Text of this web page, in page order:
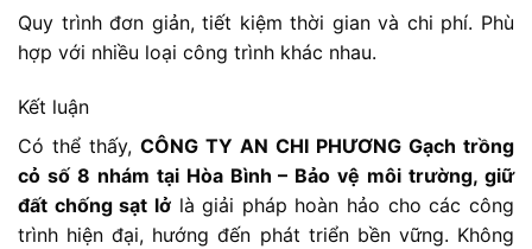
Quy trình đơn giản, tiết kiệm thời gian và chi phí. Phù
hợp với nhiều loại công trình khác nhau.
Kết luận
Có thể thấy, CÔNG TY AN CHI PHƯƠNG Gạch trồng
cỏ số 8 nhám tại Hòa Bình – Bảo vệ môi trường, giữ
đất chống sạt lởlà giải pháp hoàn hảo cho các công
trình hiện đại, hướng đến phát triển bền vững. Không